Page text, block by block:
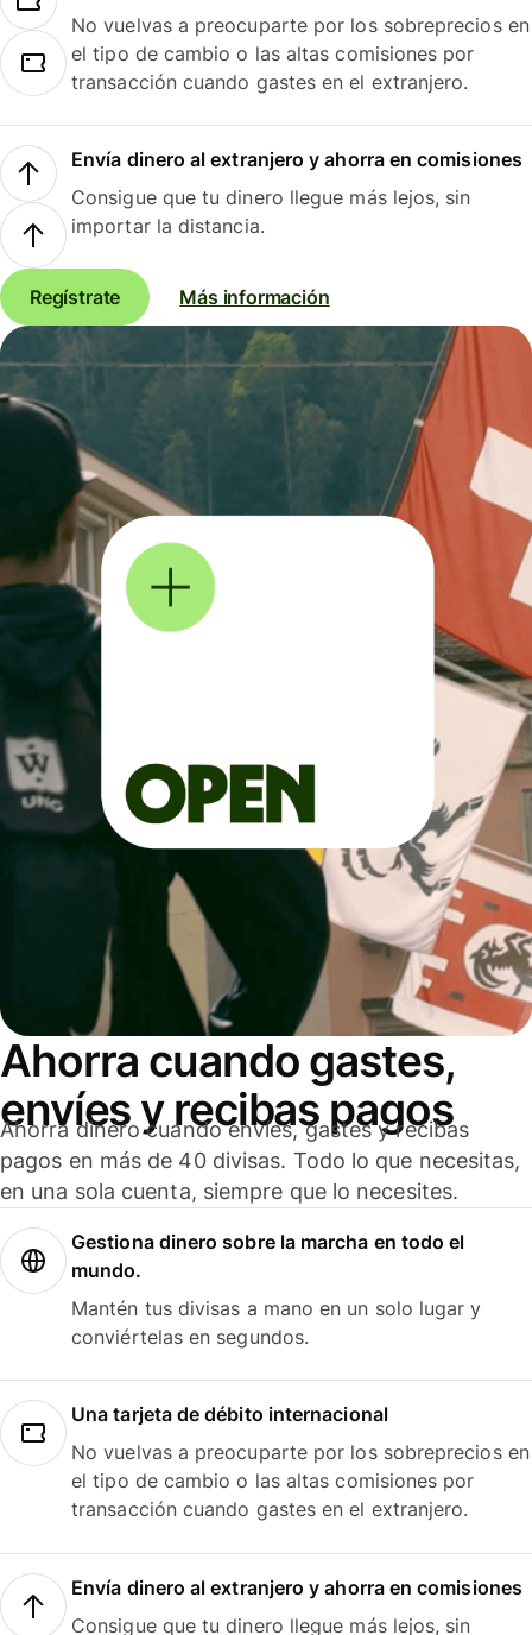
No vuelvas a preocuparte por los sobreprecios en
el tipo de cambio o las altas comisiones por
transacción cuando gastes en el extranjero.
Envía dinero al extranjero y ahorra en comisiones
Consigue que tu dinero llegue más lejos, sin
importar la distancia.
Regístrate Más información
Ahorra cuando gastes,
envíes y recibas pagos
Ahorra dinero cuando envíes, gastes y recibas
pagos en más de 40 divisas. Todo lo que necesitas,
en una sola cuenta, siempre que lo necesites.
Gestiona dinero sobre la marcha en todo el
mundo.
Mantén tus divisas a mano en un solo lugar y
conviértelas en segundos.
Una tarjeta de débito internacional
No vuelvas a preocuparte por los sobreprecios en
el tipo de cambio o las altas comisiones por
transacción cuando gastes en el extranjero.
Envía dinero al extranjero y ahorra en comisiones
Consigue que tu dinero llegue más lejos, sin